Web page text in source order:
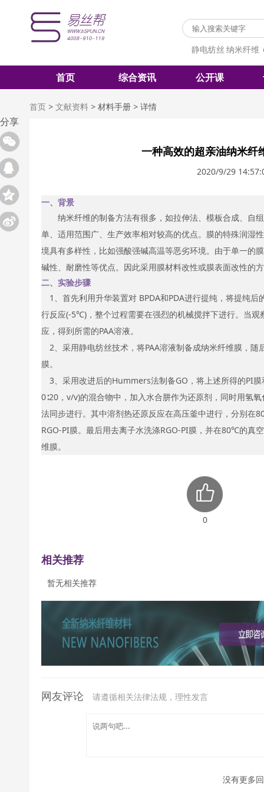
静电纺丝 纳米纤维
首页 综合资讯 公开课
首页 > 文献资料 > 材料手册 > 详情
一种高效的超亲油纳米纤
2020/9/29
一、背景
纳米纤维的制备方法有很多，如拉伸法、模板合成、自
单、适用范围广、生产效率相对较高的优点。膜的特殊润湿
境具有多样性，比如强酸强碱高温等恶劣环境。由于单一的
碱性、耐磨性等优点。因此采用膜材料改性或膜表面改性的
二、实验步骤
1、首先利用升华装置对 BPDA和PDA进行提纯，将提纯
行反应(-5℃)，整个过程需要在强烈的机械搅拌下进行。当
应，得到所需的PAA溶液。
2、采用静电纺丝技术，将PAA溶液制备成纳米纤维膜，
膜。
3、采用改进后的Hummers法制备GO，将上述所得的PI膜
0∶20，v/v)的混合物中，加入水合肼作为还原剂，同时用氢
法同步进行。其中溶剂热还原反应在高压釜中进行，分
RGO-PI膜。最后用去离子水洗涤RGO-PI膜，并在80℃的真
维膜。
0
相关推荐
暂无相关推荐
网友评论 请遵循相关法律法规，理性发言
没有更多
分享